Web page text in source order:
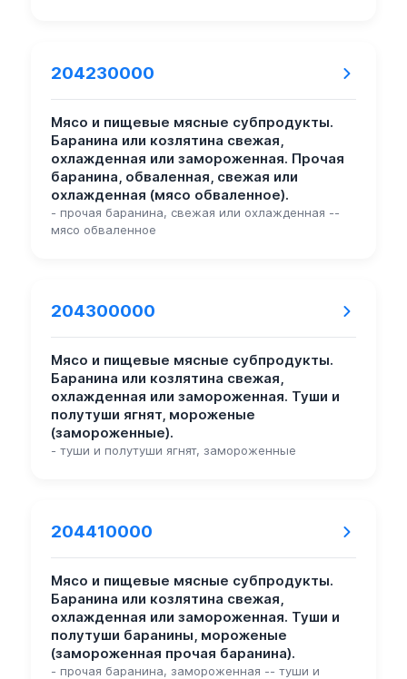
204230000
Мясо и пищевые мясные субпродукты.
Баранина или козлятина свежая,
охлажденная или замороженная. Прочая
баранина, обваленная, свежая или
охлажденная (мясо обваленное).
- прочая баранина, свежая или охлажденная --
мясо обваленное
204300000
Мясо и пищевые мясные субпродукты.
Баранина или козлятина свежая,
охлажденная или замороженная. Туши и
полутуши ягнят, мороженые
(замороженные).
- туши и полутуши ягнят, замороженные
204410000
Мясо и пищевые мясные субпродукты.
Баранина или козлятина свежая,
охлажденная или замороженная. Туши и
полутуши баранины, мороженые
(замороженная прочая баранина).
- прочая баранина, замороженная -- туши и